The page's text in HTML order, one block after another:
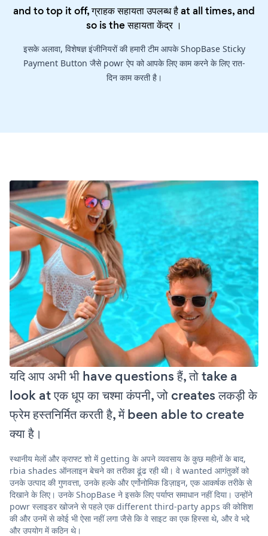
and to top it off, ग्राहक सहायता उपलब्ध है at all times, and
so is theसहायता केंद्र।
इसके अलावा, विशेषज्ञ इंजीनियरों की हमारी टीम आपके ShopBase Sticky
Payment Button जैसे powr ऐप को आपके लिए काम करने के लिए रात-
दिन काम करती है।
यदि आप अभी भी have questions हैं, तो take a
look at एक धूप का चश्मा कंपनी, जो creates लकड़ी के
फ्रेम हस्तनिर्मित करती है, में been able to create
क्या है।
स्थानीय मेलों और क्राफ्ट शो में getting के अपने व्यवसाय के कुछ महीनों के बाद,
rbia shades ऑनलाइन बेचने का तरीका ढूंढ रही थी। वे wanted आगंतुकों को
उनके उत्पाद की गुणवत्ता, उनके हल्के और एर्गोनोमिक डिज़ाइन, एक आकर्षक तरीके से
दिखाने के लिए। उनके ShopBase ने इसके लिए पर्याप्त समाधान नहीं दिया। उन्होंने
powr स्लाइडर खोजने से पहले एक different third-party apps की कोशिश
की और उनमें से कोई भी ऐसा नहीं लगा जैसे कि वे साइट का एक हिस्सा थे, और वे भद्दे
और उपयोग में कठिन थे।